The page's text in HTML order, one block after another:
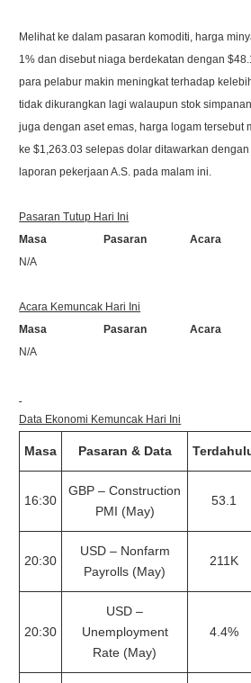
Melihat ke dalam pasaran komoditi, harga
1% dan disebut niaga berdekatan dengan
para pelabur makin meningkat terhadap
tidak dikurangkan lagi walaupun stok
juga dengan aset emas, harga logam tersebut
ke $1,263.03 selepas dolar ditawarkan
laporan pekerjaan A.S. pada malam ini.
Pasaran Tutup Hari Ini
Masa Pasaran Acara
N/A
Acara Kemuncak Hari Ini
Masa Pasaran Acara
N/A
Data Ekonomi Kemuncak Hari Ini
Masa Pasaran & Data
16:30
GBP – Construction
PMI (May)
53.1
20:30
USD – Nonfarm
Payrolls (May)
211K
20:30
USD –
Unemployment
Rate (May)
4.4%